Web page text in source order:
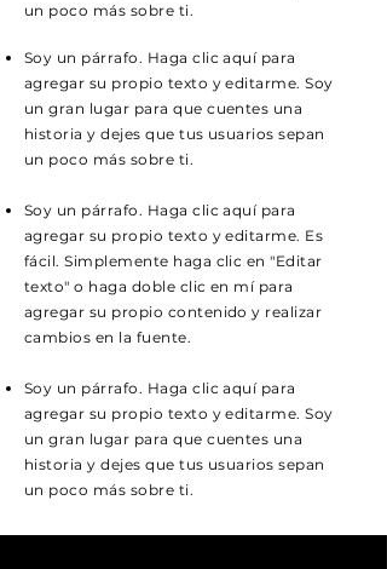
un poco más sobre ti.
Soy un párrafo. Haga clic aquí para
agregar su propio texto y editarme. Soy
un gran lugar para que cuentes una
historia y dejes que tus usuarios sepan
un poco más sobre ti.
Soy un párrafo. Haga clic aquí para
agregar su propio texto y editarme. Es
fácil. Simplemente haga clic en "Editar
texto" o haga doble clic en mí para
agregar su propio contenido y realizar
cambios en la fuente.
Soy un párrafo. Haga clic aquí para
agregar su propio texto y editarme. Soy
un gran lugar para que cuentes una
historia y dejes que tus usuarios sepan
un poco más sobre ti.